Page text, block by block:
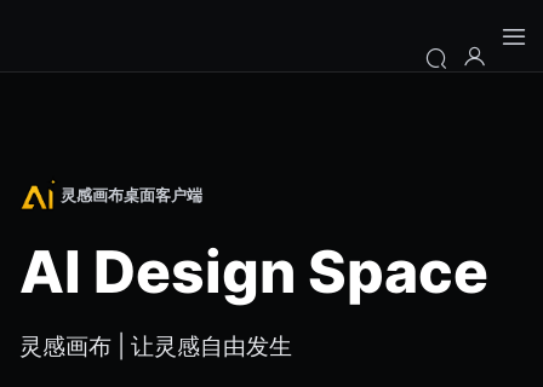
灵感画布桌面客户端
AI Design Space
灵感画布 | 让灵感自由发生